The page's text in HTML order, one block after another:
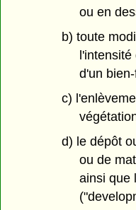
ou en
b) toute
d'un
c)
d) le dépôt
ou de
ainsi que